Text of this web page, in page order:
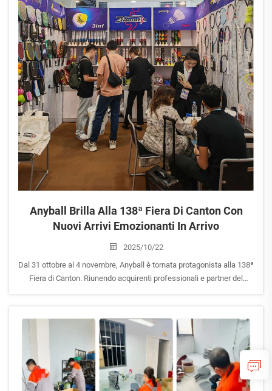
Anyball Brilla Alla 138ª Fiera Di Canton Con
Nuovi Arrivi Emozionanti In Arrivo
2025/10/22
Dal 31 ottobre al 4 novembre, Anyball è tornata protagonista alla 138ª
Fiera di Canton. Riunendo acquirenti professionali e partner del